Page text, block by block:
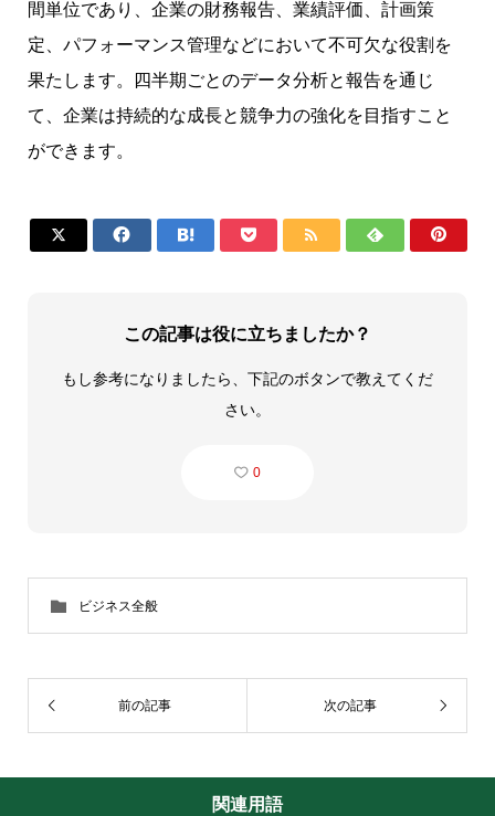
間単位であり、企業の財務報告、業績評価、計画策
定、パフォーマンス管理などにおいて不可欠な役割を
果たします。四半期ごとのデータ分析と報告を通じ
て、企業は持続的な成長と競争力の強化を目指すこと
ができます。
      
この記事は役に立ちましたか？
もし参考になりましたら、下記のボタンで教えてくだ
さい。
0
ビジネス全般
前の記事 次の記事
関連用語